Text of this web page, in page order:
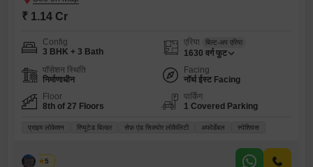
₹ 1.14 Cr
Config
3 BHK + 3 Bath
एरिया बिल्ट-अप एरिया
1630 वर्ग फुट
पॉसेशन स्थिति
निर्माणाधीन
Facing
नॉर्थ ईस्ट Facing
Floor
8th of 27 Floors
पार्किंग
1 Covered Parking
प्राइम लोकेशन रिप्यूटेड बिल्डर सेफ़ एंड सिक्योर लोकैलिटी अफोर्डेबल स्पेशियस
पलक
5